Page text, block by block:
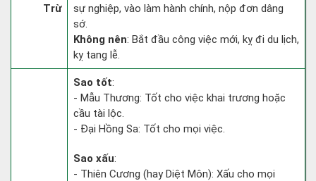
Trừ
sự nghiệp, vào làm hành chính, nộp đơn dâng
sớ.
Không nên: Bắt đầu công việc mới, kỵ đi du lịch,
kỵ tang lễ.
Sao tốt:
- Mẫu Thương: Tốt cho việc khai trương hoặc
cầu tài lộc.
- Đại Hồng Sa: Tốt cho mọi việc.
Sao xấu:
- Thiên Cương (hay Diệt Môn): Xấu cho mọi